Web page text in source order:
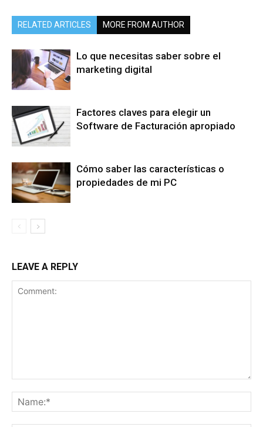
RELATED ARTICLES MORE FROM AUTHOR
Lo que necesitas saber sobre el
marketing digital
Factores claves para elegir un
Software de Facturación apropiado
Cómo saber las características o
propiedades de mi PC
LEAVE A REPLY